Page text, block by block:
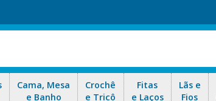
Cama, Mesa
e Banho
Crochê
e Tricô
Fitas
e Laços
Lãs e
Fios